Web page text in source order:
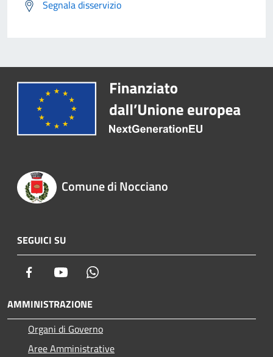
Segnala disservizio
Comune di Nocciano
SEGUICI SU
Facebook Youtube
AMMINISTRAZIONE
Organi di Governo
Aree Amministrative